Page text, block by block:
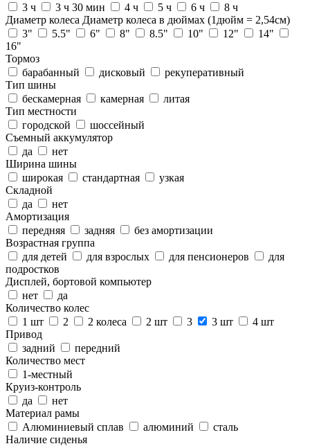
3 ч
3 ч 30 мин 4 ч 5 ч 6 ч
8 ч
Диаметр колеса Диаметр колеса в дюймах (1дюйм = 2,54см)
3"
5.5" 6" 8" 8.5" 10" 12"
14"
16"
Тормоз
барабанный
дисковый
рекуперативный
Тип шины
бескамерная
камерная
литая
Тип местности
городской
шоссейный
Съемный аккумулятор
да
нет
Ширина шины
широкая
стандартная
узкая
Складной
да
нет
Амортизация
передняя
задняя
без амортизации
Возрастная группа
для детей
для взрослых для пенсионеров
для
подростков
Дисплей, бортовой компьютер
нет
да
Количество колес
1 шт
2 2 колеса 2 шт 3 3 шт
4 шт
Привод
задний
передний
Количество мест
1-местный
Круиз-контроль
да
нет
Материал рамы
Алюминиевый сплав
алюминий
сталь
Наличие сиденья